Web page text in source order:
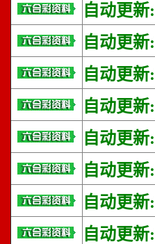
自动更
自动更
自动更
自动更
自动更
自动更
自动更
自动更